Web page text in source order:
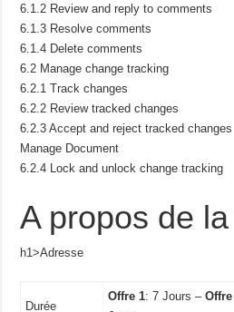
6.1.2 Review and reply to comments
6.1.3 Resolve comments
6.1.4 Delete comments
6.2 Manage change tracking
6.2.1 Track changes
6.2.2 Review tracked changes
6.2.3 Accept and reject tracked changes
Manage Document
6.2.4 Lock and unlock change tracking
A propos de
h1>Adresse
Durée
Offre 1: 7 Jours –